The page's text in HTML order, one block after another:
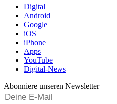
Digital
Android
Google
iOS
iPhone
Apps
YouTube
Digital-News
Abonniere unseren Newsletter